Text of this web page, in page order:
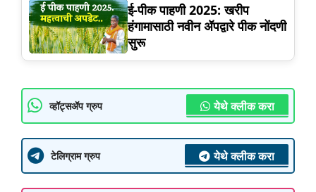
ई-पीक पाहणी 2025: खरीप
हंगामासाठी नवीन ॲपद्वारे पीक नोंदणी
सुरू
व्हॉट्सॲप ग्रुप येथे क्लीक करा
टेलिग्राम ग्रुप येथे क्लीक करा